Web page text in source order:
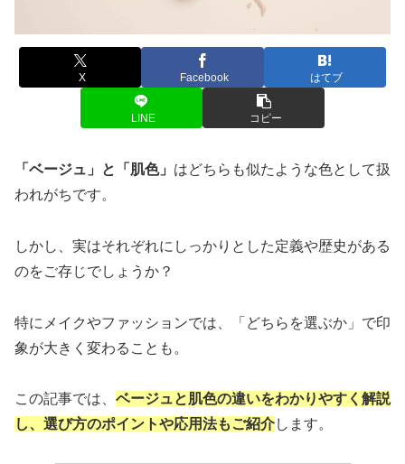
X Facebook はてブ
LINE コピー
「ベージュ」と「肌色」 はどちらも似たような色として扱
われがちです。
しかし、実はそれぞれにしっかりとした定義や歴史がある
のをご存じでしょうか？
特にメイクやファッションでは、「どちらを選ぶか」で印
象が大きく変わることも。
この記事では、 ベージュと肌色の違いをわかりやすく解説
し、選び方のポイントや応用法もご紹介します。